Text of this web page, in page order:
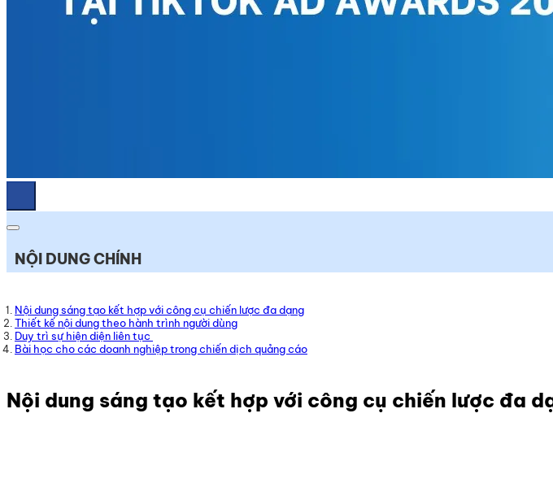
NỘI DUNG CHÍNH
Nội dung sáng tạo kết hợp với công cụ chiến lược đa dạng
Thiết kế nội dung theo hành trình người dùng
Duy trì sự hiện diện liên tục
Bài học cho các doanh nghiệp trong chiến dịch quảng cáo
Nội dung sáng tạo kết hợp với công cụ chiến lược đa